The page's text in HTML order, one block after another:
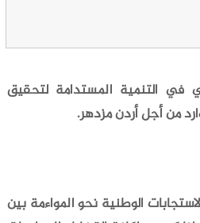
في التنمية المستدامة لتحقيق
من أجل أردن مزدهر.
الوطنية نحو المواءمة بين